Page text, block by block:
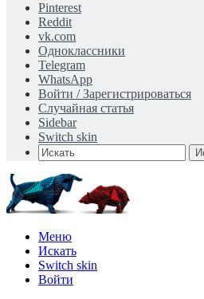
Pinterest
Reddit
vk.com
Одноклассники
Telegram
WhatsApp
Войти / Зарегистрироваться
Случайная статья
Sidebar
Switch skin
Меню
Искать
Switch skin
Войти